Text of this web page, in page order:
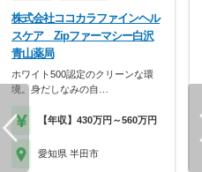
株式会社ココカラファインヘル
スケア Zipファーマシー白沢
青山薬局
ホワイト500認定のクリーンな環
境。身だしなみの自…
【年収】430万円～560万円
愛知県 半田市